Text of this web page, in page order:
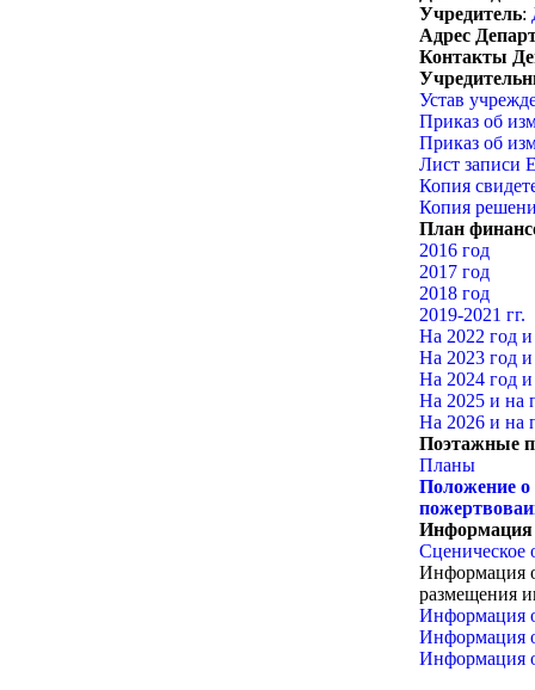
Учредитель:
Адрес
Контакты
Устав
Приказ об
Приказ об
Лист записи
Копия
Копия
План
2016 год
2017 год
2018 год
2019-2021 гг.
На 2022 год
На 2023 год
На 2024 год
На 2025 и на
На 2026 и на
Поэтажные
Планы
Положение о
Информация
Сценическое
Информация
размещения
Информация
Информация
Информация